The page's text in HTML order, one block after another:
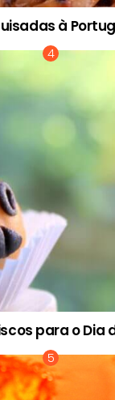
à
para o Dia